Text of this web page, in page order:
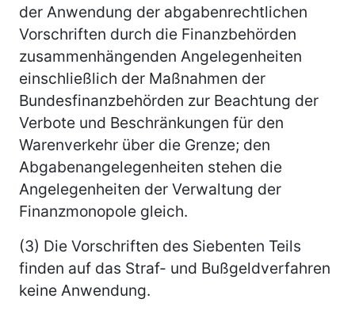
der Anwendung der abgabenrechtlichen
Vorschriften durch die Finanzbehörden
zusammenhängenden Angelegenheiten
einschließlich der Maßnahmen der
Bundesfinanzbehörden zur Beachtung der
Verbote und Beschränkungen für den
Warenverkehr über die Grenze; den
Abgabenangelegenheiten stehen die
Angelegenheiten der Verwaltung der
Finanzmonopole gleich.
(3) Die Vorschriften des Siebenten Teils
finden auf das Straf- und Bußgeldverfahren
keine Anwendung.